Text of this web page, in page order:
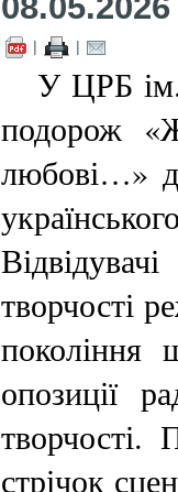
| |
У ЦРБ ім.
подорож
любові…»
творчості
покоління
опозиції
творчості.
стрічок